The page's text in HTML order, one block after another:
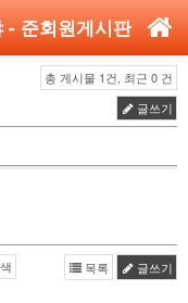
- 준회원게시판
총 게시물 1건, 최근 0 건
글쓰기
목록 글쓰기